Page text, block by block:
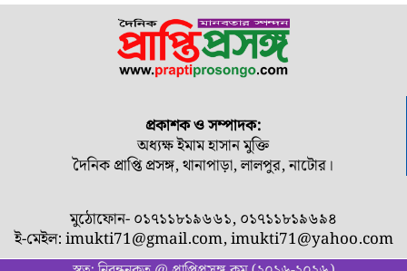
প্রকাশক ও সম্পাদক:
অধ্যক্ষ ইমাম হাসান মুক্তি
দৈনিক প্রাপ্তি প্রসঙ্গ, থানাপাড়া, লালপুর, নাটোর।
মুঠোফোন- ০১৭১১৮১৯৬৬১, ০১৭১১৮১৯৬৯৪
ই-মেইল:imukti71@gmail.com,imukti71@yahoo.com